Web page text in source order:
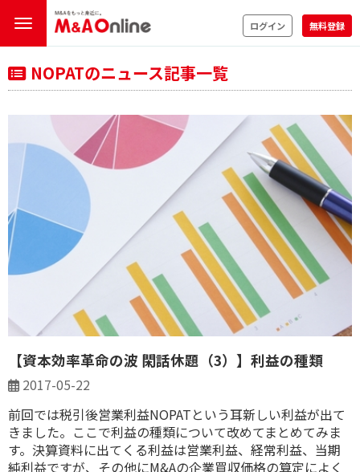
ログイン 無料登録
NOPATのニュース記事一覧
【資本効率革命の波 閑話休題（3）】利益の種類
2017-05-22
前回では税引後営業利益NOPATという耳新しい利益が出て
きました。ここで利益の種類について改めてまとめてみま
す。決算資料に出てくる利益は営業利益、経常利益、当期
純利益ですが、その他にM&Aの企業買収価格の算定によく